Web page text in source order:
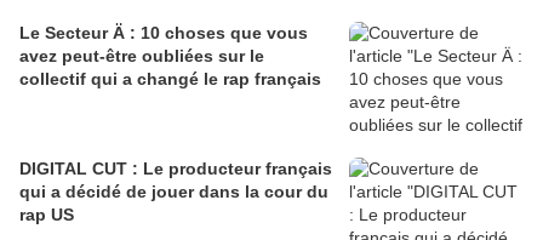
Le Secteur Ä : 10 choses que vous
avez peut-être oubliées sur le
collectif qui a changé le rap français
DIGITAL CUT : Le producteur français
qui a décidé de jouer dans la cour du
rap US